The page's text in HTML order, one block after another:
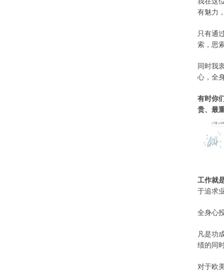
有魅力
只有通
索，思
同时我
心，全
有时你
贵、最
工作就
于追求
全身心
凡是功
绩的同
对于欧